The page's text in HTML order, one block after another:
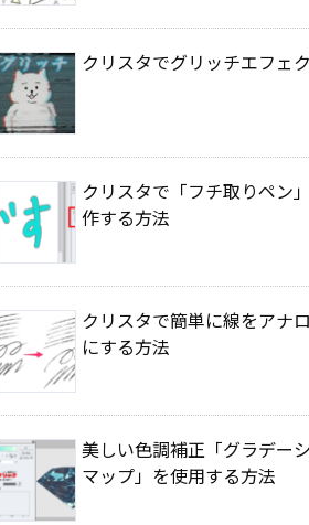
クリスタでグリッチエフェ
クリスタで「フチ取りペン
作する方法
クリスタで簡単に線をアナ
にする方法
美しい色調補正「グラデー
マップ」を使用する方法